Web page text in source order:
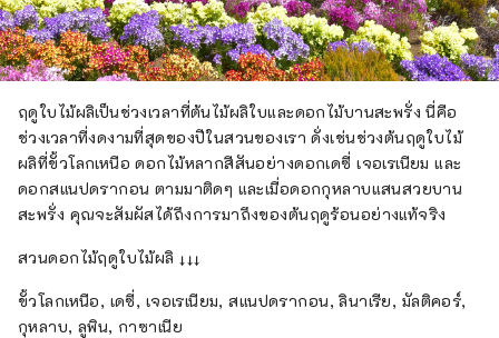
ฤดูใบไม้ผลิเป็นช่วงเวลาที่ต้นไม้ผลิใบและดอกไม้บานสะพรั่ง นี่คือ
ช่วงเวลาที่งดงามที่สุดของปีในสวนของเรา ดั่งเช่นช่วงต้นฤดูใบไม้
ผลิที่ขั้วโลกเหนือ ดอกไม้หลากสีสันอย่างดอกเดซี่ เจอเรเนียม และ
ดอกสแนปดรากอน ตามมาติดๆ และเมื่อดอกกุหลาบแสนสวยบาน
สะพรั่ง คุณจะสัมผัสได้ถึงการมาถึงของต้นฤดูร้อนอย่างแท้จริง
สวนดอกไม้ฤดูใบไม้ผลิ ↓↓↓
ขั้วโลกเหนือ, เดซี่, เจอเรเนียม, สแนปดรากอน, ลินาเรีย, มัลติคอร์,
กุหลาบ, ลูพิน, กาซาเนีย